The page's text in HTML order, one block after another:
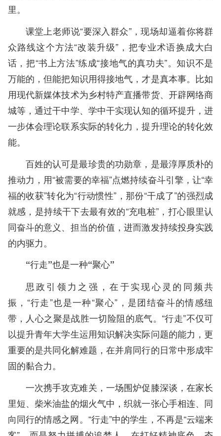
里。
课堂上老师说“要深入群众”，现场却逼着你将群
众路线这个方法“改装升级”，把专业术语换成大白
话，把“书上方法”练成“接地气的真功夫”。知识不是
万能的，但能把知识用得接地气，才是真本事。比如
用现代新媒体技术为乡村特产直播带货、开辟网络商
城等，通过干中学、学中干实现认知的循环提升，进
一步体会理论联系实际的转化力，提升理论的转化效
能。
百姓的认可是最珍贵的功勋章，是最淳厚质朴的
推动力，用“被需要的幸福”点燃持续奋斗引擎，让“幸
福的收获”转化为“行动惯性”，那份“干成了”的强烈成
就感，是持续干下去最有效的“充电桩”，打心眼里认
同奋斗的意义、担当的价值，进而激发持续投身实践
的内驱力。
“行走”也是一种“聚心”
思政引领力之强，在于实现心灵的同频共
振，“行走”也是一种“聚心”，是团结奋斗的情感纽
带，人心之聚是战胜一切险阻的底气。“行走”不仅可
以提升青年大学生运用知识解决实际问题的能力，更
重要的是共同化解难题，在并肩同行的日常中形成牢
固的黏合力。
一次携手攻克难关，一场围炉促膝深谈，在家长
里短、柴米油盐的烟火气中，织就一张心手相连、同
向同行的情感之网。“行走”中的学生，不再是“云端来